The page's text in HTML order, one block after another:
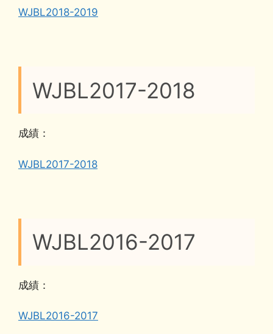
WJBL2018-2019
WJBL2017-2018
成績：
WJBL2017-2018
WJBL2016-2017
成績：
WJBL2016-2017